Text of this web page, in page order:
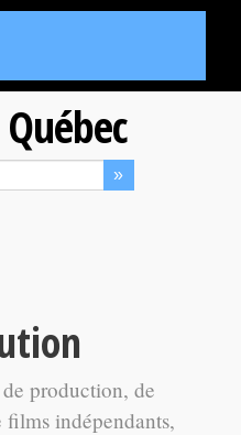
production, de
indépendants,